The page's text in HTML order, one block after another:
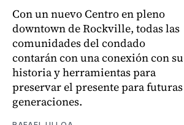
Con un nuevo Centro en pleno
downtown de Rockville, todas las
comunidades del condado
contarán con una conexión con su
historia y herramientas para
preservar el presente para futuras
generaciones.